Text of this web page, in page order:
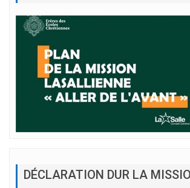
DÉCLARATION DUR LA